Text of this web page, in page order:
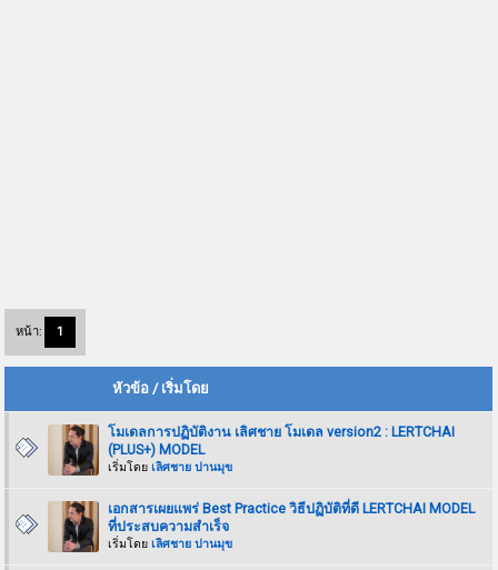
หน้า: 1
หัวข้อ/ เริ่มโดย
โมเดลการปฏิบัติงาน เลิศชาย โมเดล version2 : LERTCHAI
(PLUS+) MODEL
เริ่มโดยเลิศชาย ปานมุข
เอกสารเผยแพร่ Best Practice วิธีปฏิบัติที่ดี LERTCHAI MODEL
ที่ประสบความสำเร็จ
เริ่มโดยเลิศชาย ปานมุข